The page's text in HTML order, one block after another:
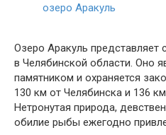
озеро Аракуль
Озеро Аракуль
в Челябинской области. Оно
памятником и охраняется
130 км от Челябинска и 136
Нетронутая природа,
обилие рыбы ежегодно